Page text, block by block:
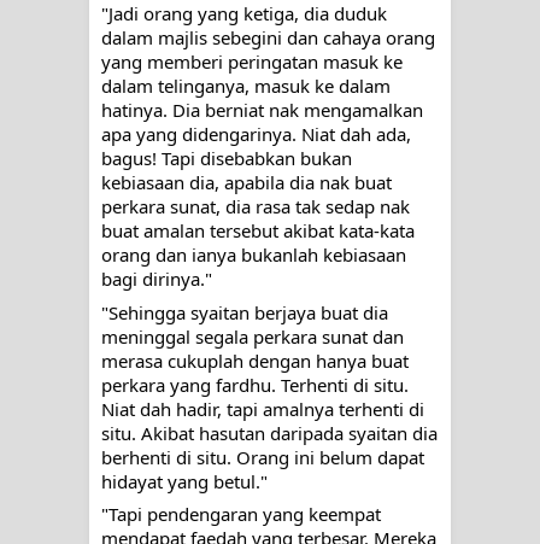
"Jadi orang yang ketiga, dia duduk
dalam majlis sebegini dan cahaya orang
yang memberi peringatan masuk ke
dalam telinganya, masuk ke dalam
hatinya. Dia berniat nak mengamalkan
apa yang didengarinya. Niat dah ada,
bagus! Tapi disebabkan bukan
kebiasaan dia, apabila dia nak buat
perkara sunat, dia rasa tak sedap nak
buat amalan tersebut akibat kata-kata
orang dan ianya bukanlah kebiasaan
bagi dirinya."
"Sehingga syaitan berjaya buat dia
meninggal segala perkara sunat dan
merasa cukuplah dengan hanya buat
perkara yang fardhu. Terhenti di situ.
Niat dah hadir, tapi amalnya terhenti di
situ. Akibat hasutan daripada syaitan dia
berhenti di situ. Orang ini belum dapat
hidayat yang betul."
"Tapi pendengaran yang keempat
mendapat faedah yang terbesar. Mereka